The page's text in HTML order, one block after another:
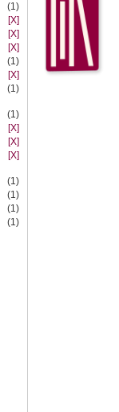
(1)
[X]
[X]
[X]
(1)
[X]
(1)
(1)
[X]
[X]
[X]
(1)
(1)
(1)
(1)